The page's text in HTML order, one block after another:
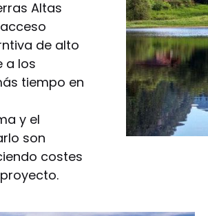
Altas
de alto
a los
tiempo en
y el
son
costes